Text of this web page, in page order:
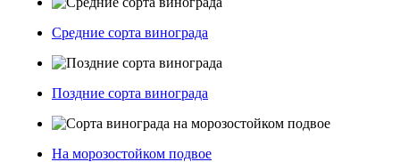
Средние сорта винограда
Поздние сорта винограда
На морозостойком подвое